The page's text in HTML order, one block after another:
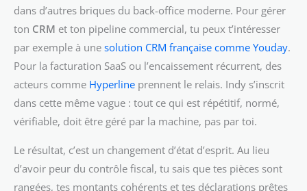
dans d’autres briques du back-office moderne. Pour gérer
ton CRM et ton pipeline commercial, tu peux t’intéresser
par exemple à une solution CRM française comme Youday.
Pour la facturation SaaS ou l’encaissement récurrent, des
acteurs comme Hyperline prennent le relais. Indy s’inscrit
dans cette même vague : tout ce qui est répétitif, normé,
vérifiable, doit être géré par la machine, pas par toi.
Le résultat, c’est un changement d’état d’esprit. Au lieu
d’avoir peur du contrôle fiscal, tu sais que tes pièces sont
rangées, tes montants cohérents et tes déclarations prêtes